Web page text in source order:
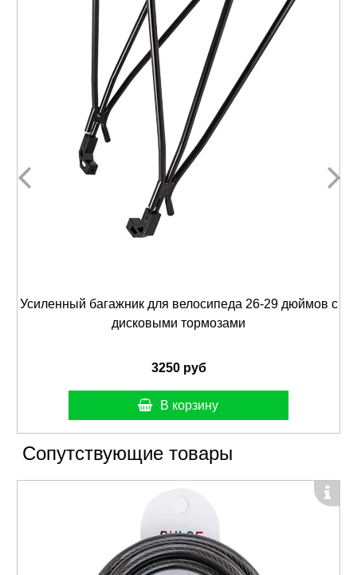
Усиленный багажник для велосипеда 26-29 дюймов с
дисковыми тормозами
3250 руб
В корзину
Сопутствующие товары